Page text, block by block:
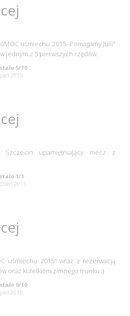
uśmiechu 2015- Pomagamy Julii"
jednym z 5 pierwszych rzędów.
5/10
2015
Szczecin upamiętniający mecz z
1/1
2015
uśmiechu 2015" wraz z rezerwacją
oraz kufelkiem zimnego trunku :)
9/10
2015